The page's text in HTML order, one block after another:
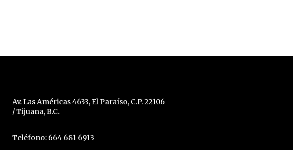
Av. Las Américas 4633, El Paraíso, C.P. 22106
/ Tijuana, B.C.
Teléfono: 664 681 6913